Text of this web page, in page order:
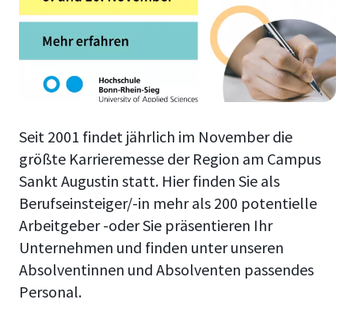
Seit 2001 findet jährlich im November die
größte Karrieremesse der Region am Campus
Sankt Augustin statt. Hier finden Sie als
Berufseinsteiger/-in mehr als 200 potentielle
Arbeitgeber -oder Sie präsentieren Ihr
Unternehmen und finden unter unseren
Absolventinnen und Absolventen passendes
Personal.